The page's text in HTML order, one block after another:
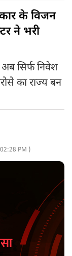
के विजन
ने भरी
सिर्फ निवेश
का राज्य बन
02:28 PM )